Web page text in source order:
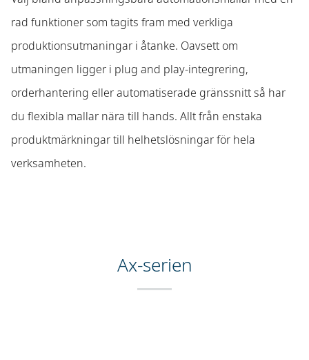
rad funktioner som tagits fram med verkliga
produktionsutmaningar i åtanke. Oavsett om
utmaningen ligger i plug and play-integrering,
orderhantering eller automatiserade gränssnitt så har
du flexibla mallar nära till hands. Allt från enstaka
produktmärkningar till helhetslösningar för hela
verksamheten.
Ax-serien